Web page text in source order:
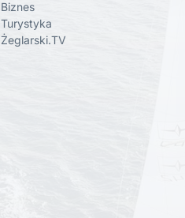
Biznes
Turystyka
Żeglarski.TV